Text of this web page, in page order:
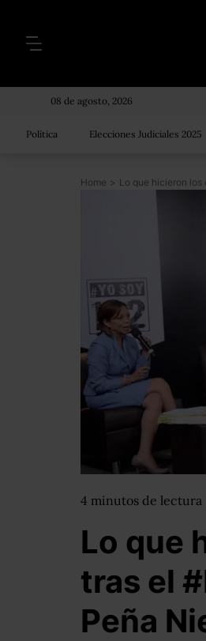
08 de agosto, 2026
Política Elecciones Judiciales 2025
Home >
4 minutos de lectura
Lo que
tras el
Peña